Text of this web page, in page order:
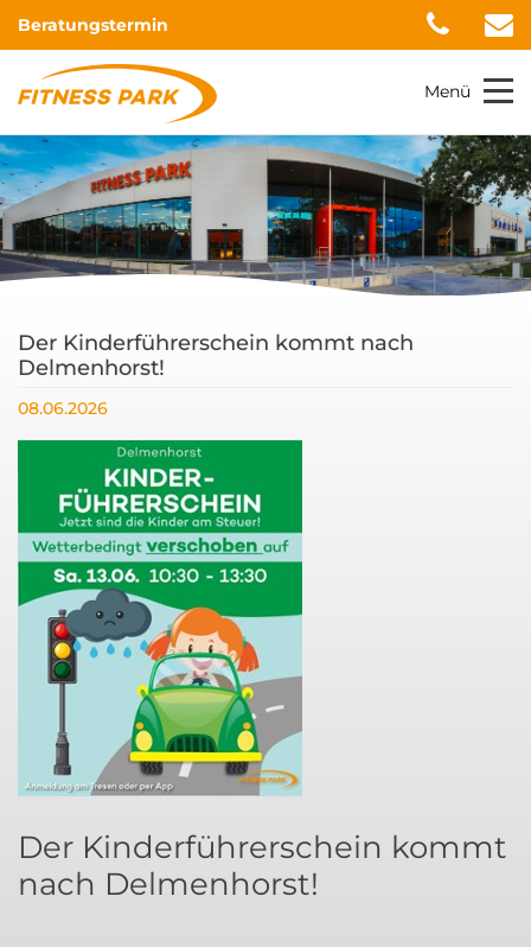
Beratungstermin
Menü
Der Kinderführerschein kommt nach
Delmenhorst!
08.06.2026
Der Kinderführerschein kommt
nach Delmenhorst!